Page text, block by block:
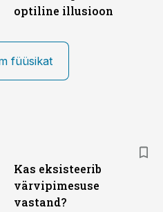
optiline illusioon
füüsikat
Kas eksisteerib
värvipimesuse
vastand?